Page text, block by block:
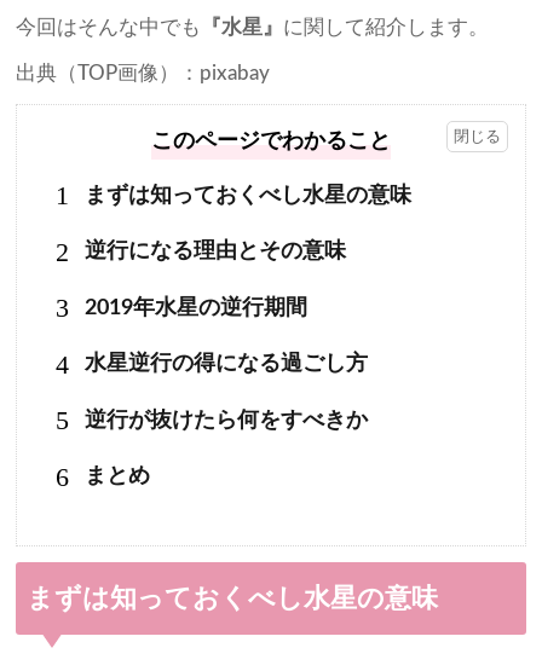
今回はそんな中でも 『水星』 に関して紹介します。
出典（TOP画像）：pixabay
このページでわかること
1 まずは知っておくべし水星の意味
2 逆行になる理由とその意味
3 2019年水星の逆行期間
4 水星逆行の得になる過ごし方
5 逆行が抜けたら何をすべきか
6 まとめ
まずは知っておくべし水星の意味